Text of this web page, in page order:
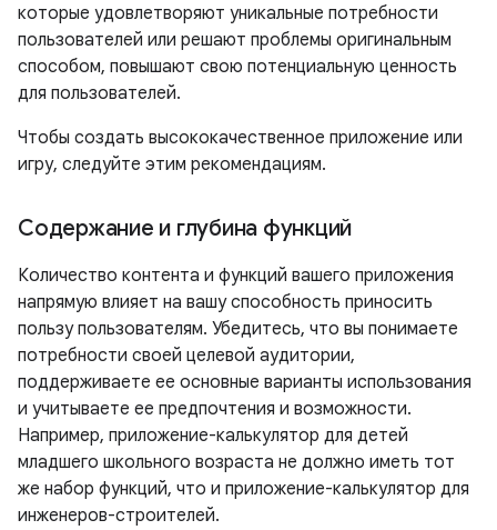
которые удовлетворяют уникальные потребности
пользователей или решают проблемы оригинальным
способом, повышают свою потенциальную ценность
для пользователей.
Чтобы создать высококачественное приложение или
игру, следуйте этим рекомендациям.
Содержание и глубина функций
Количество контента и функций вашего приложения
напрямую влияет на вашу способность приносить
пользу пользователям. Убедитесь, что вы понимаете
потребности своей целевой аудитории,
поддерживаете ее основные варианты использования
и учитываете ее предпочтения и возможности.
Например, приложение-калькулятор для детей
младшего школьного возраста не должно иметь тот
же набор функций, что и приложение-калькулятор для
инженеров-строителей.